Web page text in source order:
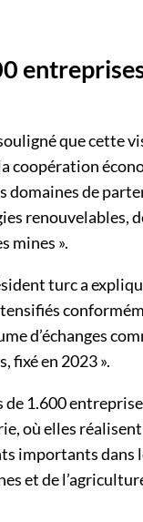
que cette
coopération
domaines de
renouvelables,
mines ».
turc a
d’échanges
fixé en 2023 ».
de 1.600
où elles
importants dans
et de